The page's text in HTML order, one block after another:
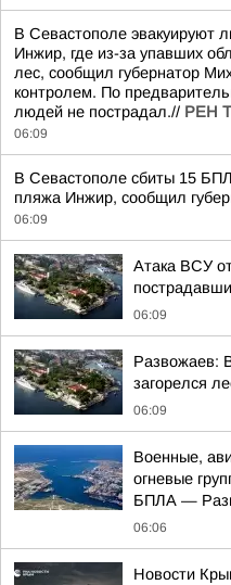
В Севастополе эвакуируют
Инжир, где из-за упавших
лес, сообщил губернатор
контролем. По
людей не пострадал.// РЕН
06:09
В Севастополе сбиты 15
пляжа Инжир, сообщил
06:09
Атака ВСУ
06:09
Развожаев:
загорелся
06:09
Военные,
огневые
БПЛА —
06:06
Новости